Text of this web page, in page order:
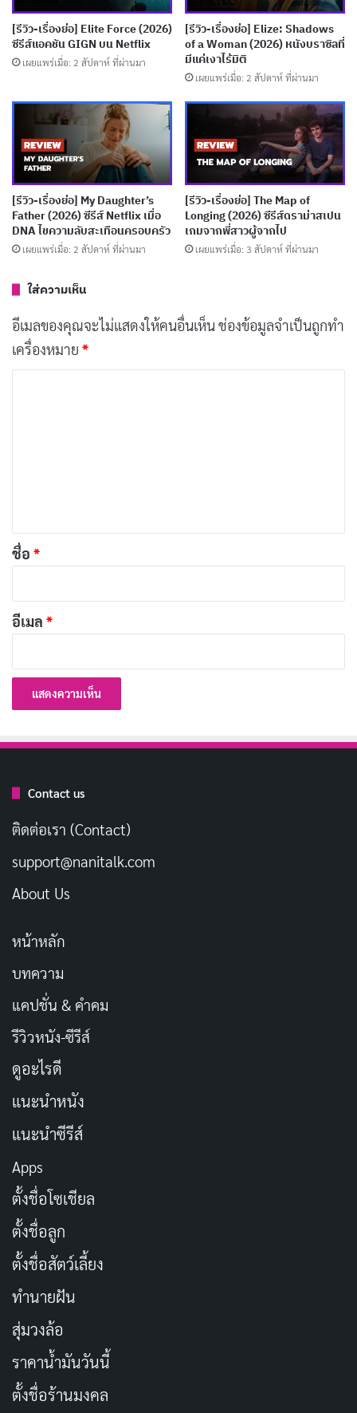
องก์ในละคร แต่แทนที่จะสร้างความตื่นเต้น กลับกลาย
เป็นการเล่าที่น่าเบื่อจนเราอยากกดข้าม ตอนแรกแนะนำตัว
ละครอย่าง Román (Gustavo Bassani) และ Zoe
ตัว แต่ทุกอย่างเกิดขึ้นแบบไร้แรงกระแทก เหมือนโยนก้อน
หินลงบ่อน้ำแต่ไม่เห็นคลื่นกระเพื่อม เรารู้สึกว่ามันขาดการ
สร้างบรรยากาศที่ทำให้เราอิน ทุกฉากเหมือนเดินเรื่องใน
สูญญากาศที่ไม่มีอะไรกระทบใจจริงๆ
ตอนที่สองนี่แหละที่พอมีแสงสว่างบ้าง มันเปิดเผยความลับ
ในความสัมพันธ์ระหว่าง Román กับ Zoe ที่ทำให้เราคิดว่า
โอ้ น่าสนใจนะ แต่เพราะการกำกับที่จืดชืด การเปิดเผยนี้
เพื่อน ไม่ได้ทำให้เราตกใจหรืออยากดูต่อ เราเลยสงสัยว่า
ถ้าซีรีส์มีโอกาสพัฒนาตอนกลางให้เข้มข้นกว่านี้ มันจะกลาย
เผยแพร่เมื่อ: 1 สัปดาห์ ที่ผ่านมา
[รีวิว-เรื่องย่อ] The Idaho Murders: College
แอนิเมชั่นนัวร์หรูแต่ใจกลวง
ตอนจบของเรื่องถูกปิดแบบเรียบง่าย ไม่มีจุดพีกที่ทำให้เรา
จดจำได้ เรื่องราวที่เกี่ยวกับการลักพาตัวและการหักหลัง
ทางการเมืองควรจะเต็มไปด้วยความกดดัน แต่กลับกลาย
ต้องดูต่อ ซีรีส์เรื่องนี้เหมือนอาหารจานหนึ่งที่กินแล้วไม่อิ่ม
นักแสดงในMaledictions
Monica Antonopulos ในบท Lucrezia ภรรยาของ
Fernando (Leonardo Sbaraglia) เธอมีเสน่ห์นุ่มนวล
ซ่อนอยู่ระหว่างเธอกับ Román เราไม่ได้เห็นฉากเซ็กส์
ระหว่างพวกเขา แต่แค่การมอง การรอคอยในฉากต่างๆ ก็
พอสร้างความน่าค้นหา เหมือน riddle ที่เราอยากแก้ แต่ซีรีส์
ไม่ยอมขุดลึกกว่านั้น มันเลยกลายเป็นจุดที่น่าผิดหวัง
[รีวิว-เรื่องย่อ] Elite Force (2026)
ซีรีส์แอคชัน GIGN บน Netflix
เผยแพร่เมื่อ: 2 สัปดาห์ ที่ผ่านมา
[รีวิว-เรื่องย่อ] Elize: Shadows
of a Woman (2026) หนังบราซิลที่
มีแค่เงาไร้มิติ
เผยแพร่เมื่อ: 2 สัปดาห์ ที่ผ่านมา
[รีวิว-เรื่องย่อ] My Daughter’s
Father (2026) ซีรีส์ Netflix เมื่อ
DNA ไขความลับสะเทือนครอบครัว
เผยแพร่เมื่อ: 2 สัปดาห์ ที่ผ่านมา
[รีวิว-เรื่องย่อ] The Map of
Longing (2026) ซีรีส์ดราม่าสเปน
เกมจากพี่สาวผู้จากไป
เผยแพร่เมื่อ: 3 สัปดาห์ ที่ผ่านมา
ใส่ความเห็น
อีเมลของคุณจะไม่แสดงให้คนอื่นเห็นช่องข้อมูลจำเป็นถูกทำ
เครื่องหมาย *
*
ชื่อ *
อีเมล *
Contact us
ติดต่อเรา (Contact)
support@nanitalk.com
About Us
หน้าหลัก
บทความ
แคปชั่น & คำคม
รีวิวหนัง-ซีรีส์
ดูอะไรดี
แนะนำหนัง
แนะนำซีรีส์
Apps
ตั้งชื่อโซเชียล
ตั้งชื่อลูก
ตั้งชื่อสัตว์เลี้ยง
ทำนายฝัน
สุ่มวงล้อ
ราคาน้ำมันวันนี้
ตั้งชื่อร้านมงคล